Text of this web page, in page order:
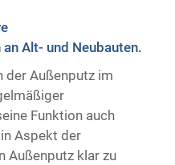
Alt- und Neubauten.
der Außenputz im
Funktion auch
Aspekt der
Außenputz klar zu